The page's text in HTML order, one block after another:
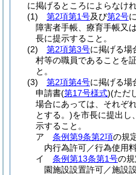
に掲げるところによらなけ
(1)
第2項第1号及び第2号
障害者手帳、療育手帳又
長に提示すること。
(2)
第2項第3号に掲げる場
村等の職員であることを
と。
(3)
第2項第4号に掲げる場
申請書(第17号様式)(ただ
場合にあっては、それぞ
とする。)を市長に提出し
示すること。
ア
条例第9条第2項の規
内行為許可／行為使用
イ
条例第13条第1号の
園施設設置許可／施設